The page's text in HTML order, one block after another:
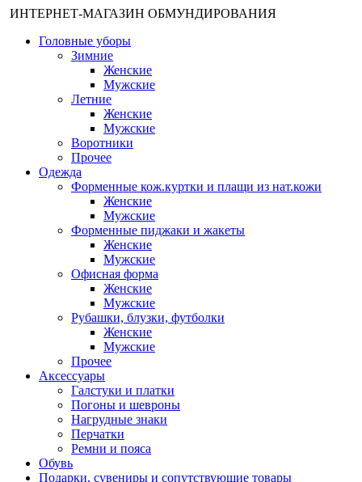
ИНТЕРНЕТ-МАГАЗИН ОБМУНДИРОВАНИЯ
Головные уборы
Зимние
Женские
Мужские
Летние
Женские
Мужские
Воротники
Прочее
Одежда
Форменные кож.куртки и плащи из нат.кожи
Женские
Мужские
Форменные пиджаки и жакеты
Женские
Мужские
Офисная форма
Женские
Мужские
Рубашки, блузки, футболки
Женские
Мужские
Прочее
Аксессуары
Галстуки и платки
Погоны и шевроны
Нагрудные знаки
Перчатки
Ремни и пояса
Обувь
Подарки, сувениры и сопутствующие товары